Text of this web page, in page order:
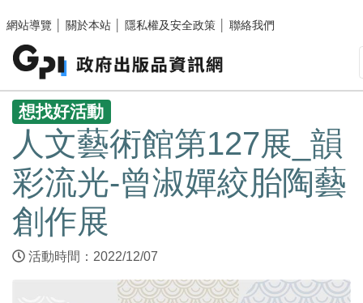
網站導覽
關於本站 隱私權及安全政策 聯絡我們
:::
想找好活動
人文藝術館第127展_韻
彩流光-曾淑嬋絞胎陶藝
創作展
活動時間：2022/12/07